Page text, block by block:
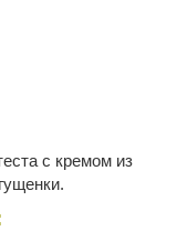
с кремом из